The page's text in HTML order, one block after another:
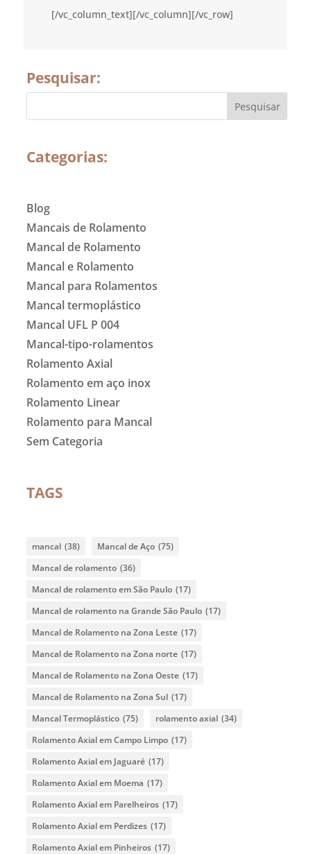
[/vc_column_text][/vc_column][/vc_row]
Pesquisar:
Categorias:
Blog
Mancais de Rolamento
Mancal de Rolamento
Mancal e Rolamento
Mancal para Rolamentos
Mancal termoplástico
Mancal UFL P 004
Mancal-tipo-rolamentos
Rolamento Axial
Rolamento em aço inox
Rolamento Linear
Rolamento para Mancal
Sem Categoria
TAGS
mancal (38) Mancal de Aço (75)
Mancal de rolamento (36)
Mancal de rolamento em São Paulo (17)
Mancal de rolamento na Grande São Paulo (17)
Mancal de Rolamento na Zona Leste (17)
Mancal de Rolamento na Zona norte (17)
Mancal de Rolamento na Zona Oeste (17)
Mancal de Rolamento na Zona Sul (17)
Mancal Termoplástico (75) rolamento axial (34)
Rolamento Axial em Campo Limpo (17)
Rolamento Axial em Jaguaré (17)
Rolamento Axial em Moema (17)
Rolamento Axial em Parelheiros (17)
Rolamento Axial em Perdizes (17)
Rolamento Axial em Pinheiros (17)